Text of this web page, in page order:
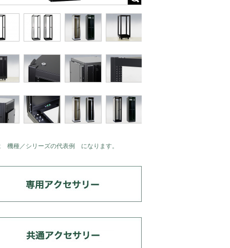
機種／シリーズの代表例 になります。